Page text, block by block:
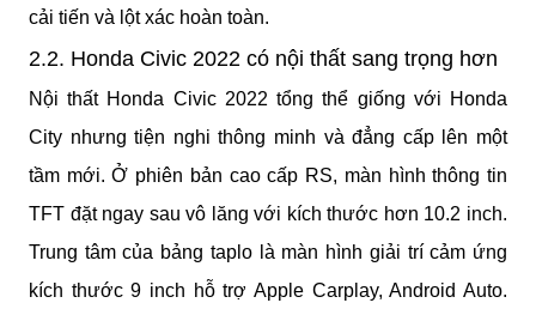
cải tiến và lột xác hoàn toàn.
2.2. Honda Civic 2022 có nội thất sang trọng hơn
Nội thất Honda Civic 2022 tổng thể giống với Honda
City nhưng tiện nghi thông minh và đẳng cấp lên một
tầm mới. Ở phiên bản cao cấp RS, màn hình thông tin
TFT đặt ngay sau vô lăng với kích thước hơn 10.2 inch.
Trung tâm của bảng taplo là màn hình giải trí cảm ứng
kích thước 9 inch hỗ trợ Apple Carplay, Android Auto.